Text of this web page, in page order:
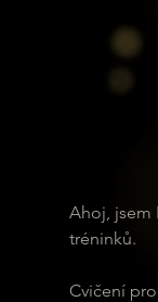
Ahoj, jsem
tréninků.
Cvičení